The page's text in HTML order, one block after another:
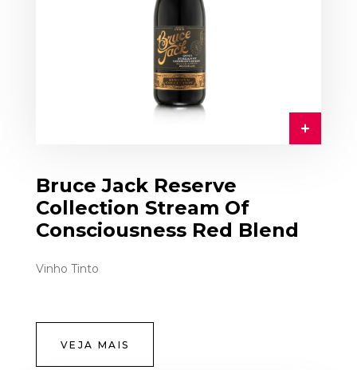
Bruce Jack Reserve
Collection Stream Of
Consciousness Red Blend
Vinho Tinto
VEJA MAIS